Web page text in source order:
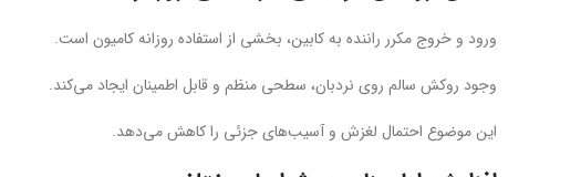
ورود و خروج مکرر راننده به کابین، بخشی از استفاده روزانه کامیون است.
وجود روکش سالم روی نردبان، سطحی منظم و قابل اطمینان ایجاد می‌کند.
این موضوع احتمال لغزش و آسیب‌های جزئی را کاهش می‌دهد.